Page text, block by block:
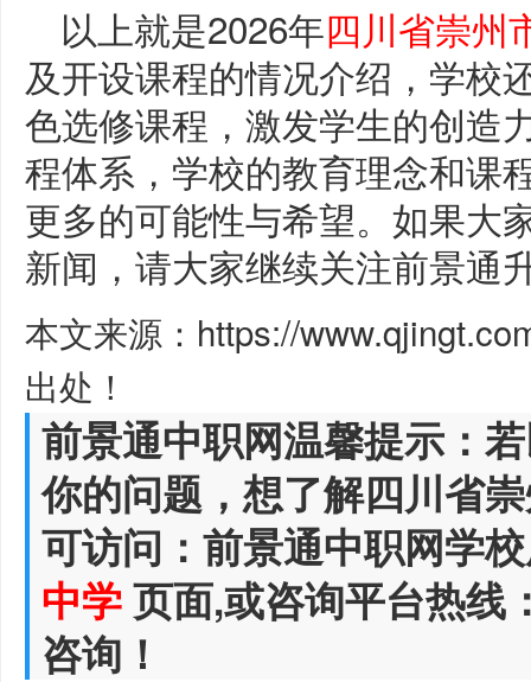
以上就是2026年四川省崇州
及开设课程的情况介绍，学校
色选修课程，激发学生的创造
程体系，学校的教育理念和课
更多的可能性与希望。如果大
新闻，请大家继续关注前景通
本文来源：https://
出处！
前景通中职网温馨提示：
你的问题，想了解四川省
可访问：前景通中职网学
中学页面,或咨询平台热线
咨询！